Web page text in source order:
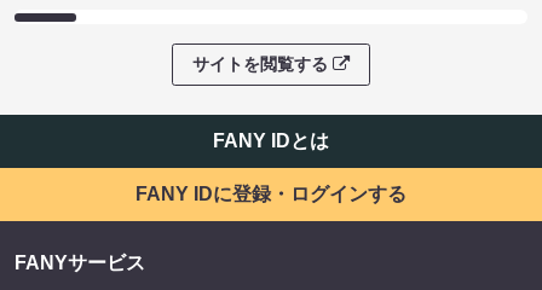
サイトを閲覧する
FANY IDとは
FANY IDに登録・ログインする
FANYサービス